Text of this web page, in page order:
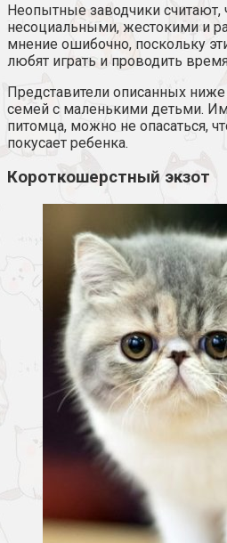
Неопытные заводчики считают,
несоциальными, жестокими и
мнение ошибочно, поскольку
любят играть и проводить
Представители описанных
семей с маленькими детьми.
питомца, можно не опасаться,
покусает ребенка.
Короткошерстный экзот